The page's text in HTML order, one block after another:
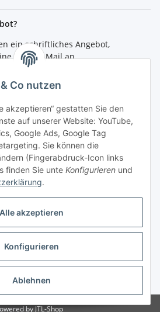
ein schriftliches Angebot,
kurze E-Mail an
widerrufen
zzgl.Versand
byJTL-Shop
Co nutzen
akzeptieren“ gestatten Sie den
auf unserer Website: YouTube,
Google Ads, Google Tag
Sie können die
(Fingerabdruck-Icon links
finden Sie unte Konfigurieren und
.
Alle akzeptieren
Konfigurieren
Ablehnen